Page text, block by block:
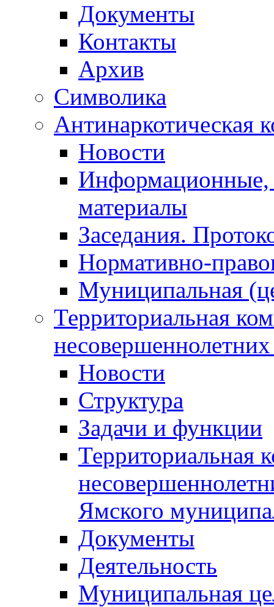
Документы
Контакты
Архив
Символика
Антинаркотическая
Новости
Информационные,
материалы
Заседания.
Нормативно-
Муниципальная
Территориальная
Новости
Структура
Задачи и функции
Территориальная
Ямского
Документы
Деятельность
Муниципальная